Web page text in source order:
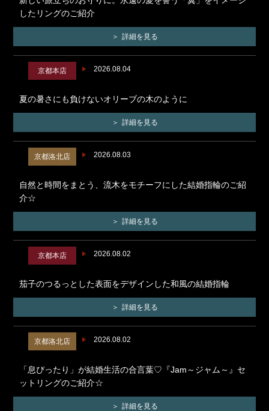
したリングのご紹介
詳細を見る
2026.08.04
京都本店
夏の暑さにも負けないオリーブの木のように
詳細を見る
2026.08.03
京都洛北店
自然と時間をまとう、流木をモチーフにした結婚指輪のご紹
介☆
詳細を見る
2026.08.02
京都本店
茄子のつるっとした表面をデザインした和風の結婚指輪
詳細を見る
2026.08.02
京都洛北店
「息ぴったり」が結婚生活の合言葉♡『Jam～ジャム～』セ
ットリングのご紹介☆
詳細を見る